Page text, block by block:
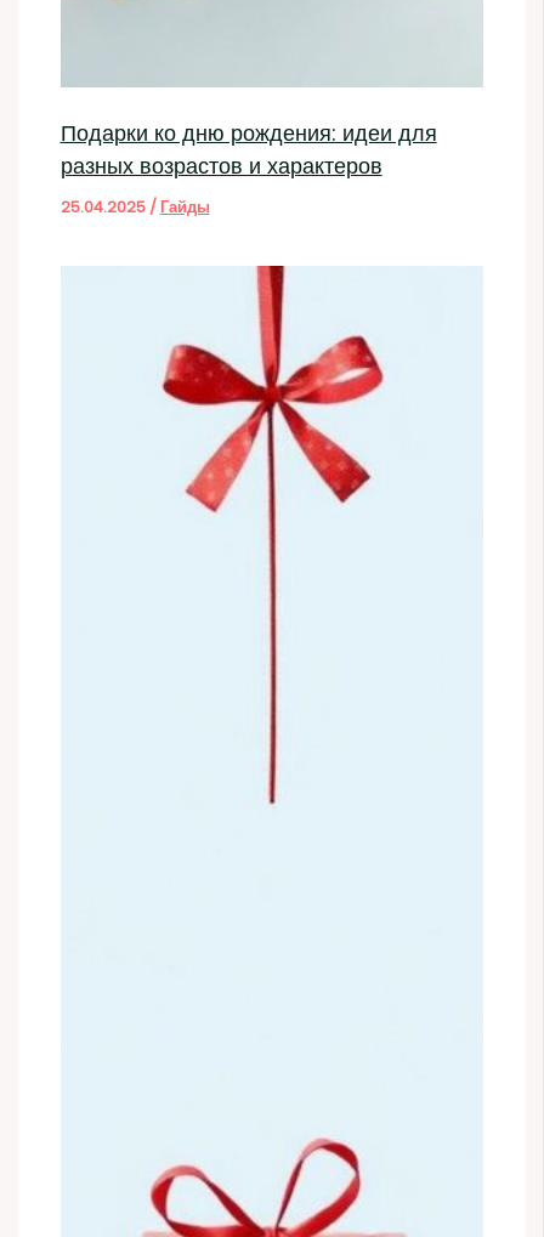
Подарки ко дню рождения: идеи для
разных возрастов и характеров
25.04.2025 / Гайды